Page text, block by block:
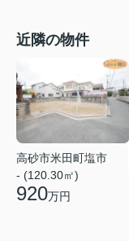
近隣の物件
高砂市米田町塩市
- (120.30㎡)
920万円